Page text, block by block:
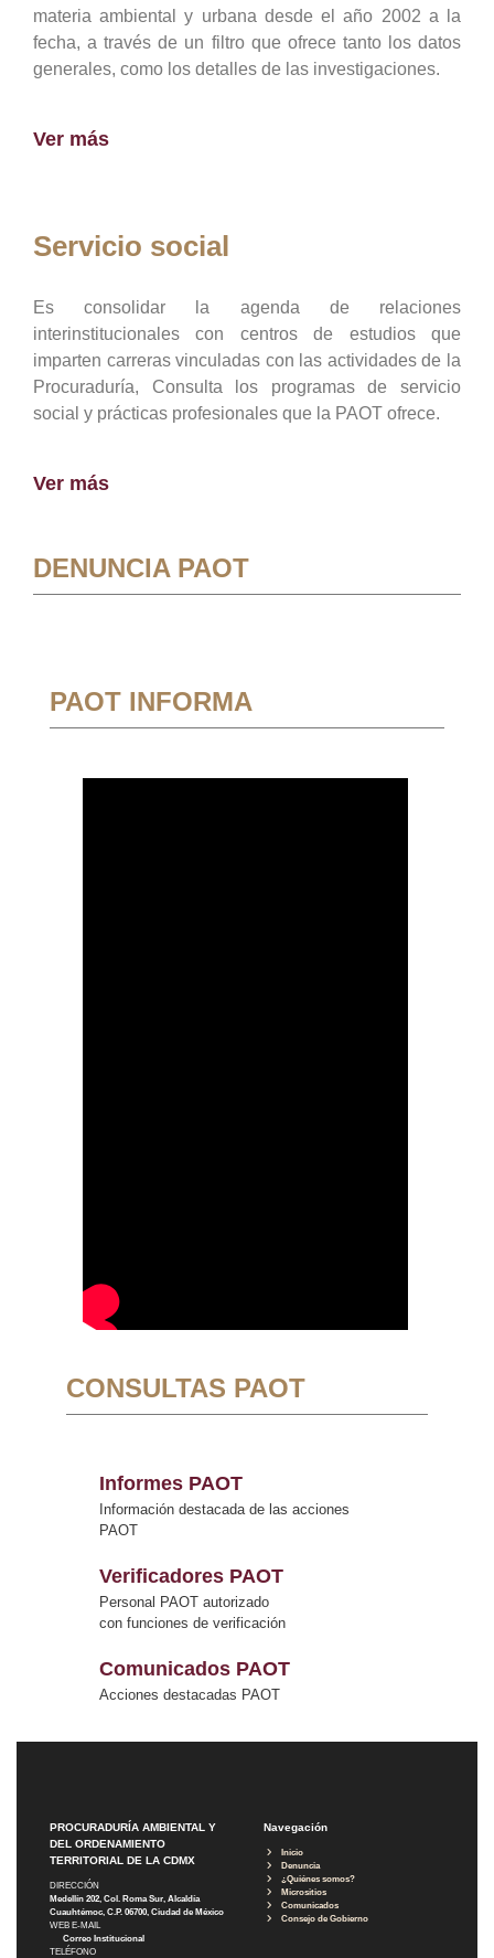
materia ambiental y urbana desde el año 2002 a la
fecha, a través de un filtro que ofrece tanto los datos
generales, como los detalles de las investigaciones.
Ver más
Servicio social
Es consolidar la agenda de relaciones
interinstitucionales con centros de estudios que
imparten carreras vinculadas con las actividades de la
Procuraduría, Consulta los programas de servicio
social y prácticas profesionales que la PAOT ofrece.
Ver más
DENUNCIA PAOT
PAOT INFORMA
CONSULTAS PAOT
Informes PAOT
Información destacada de las acciones
PAOT
Verificadores PAOT
Personal PAOT autorizado
con funciones de verificación
Comunicados PAOT
Acciones destacadas PAOT
PROCURADURÍA AMBIENTAL Y
DEL ORDENAMIENTO
TERRITORIAL DE LA CDMX
DIRECCIÓN
Medellín 202, Col. Roma Sur, Alcaldía
Cuauhtémoc, C.P. 06700, Ciudad de México
WEB E-MAIL
Correo Institucional
TELÉFONO
Navegación
Inicio
Denuncia
¿Quiénes somos?
Micrositios
Comunicados
Consejo de Gobierno